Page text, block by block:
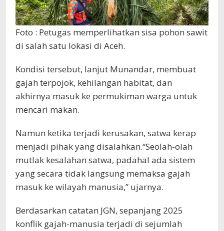
Foto : Petugas memperlihatkan sisa pohon sawit
di salah satu lokasi di Aceh.
Kondisi tersebut, lanjut Munandar, membuat
gajah terpojok, kehilangan habitat, dan
akhirnya masuk ke permukiman warga untuk
mencari makan.
Namun ketika terjadi kerusakan, satwa kerap
menjadi pihak yang disalahkan.“Seolah-olah
mutlak kesalahan satwa, padahal ada sistem
yang secara tidak langsung memaksa gajah
masuk ke wilayah manusia,” ujarnya.
Berdasarkan catatan JGN, sepanjang 2025
konflik gajah-manusia terjadi di sejumlah